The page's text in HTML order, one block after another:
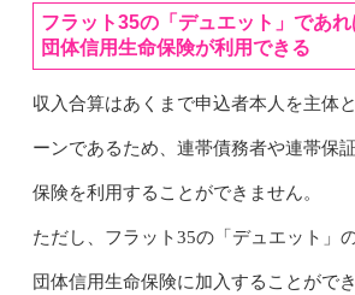
フラット35の「デュエット」であ
団体信用生命保険が利用できる
収入合算はあくまで申込者本人を主体
ーンであるため、連帯債務者や連帯保
保険を利用することができません。
ただし、フラット35の「デュエット」
団体信用生命保険に加入することができ